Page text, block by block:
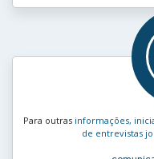
Para outras informações,
de entrevistas